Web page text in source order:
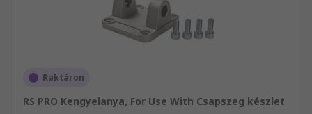
Raktáron
RS PRO Kengyelanya, For Use With Csapszeg készlet